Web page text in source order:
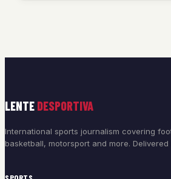
LENTE DESPORTIVA
International sports journalism covering
basketball, motorsport and more.